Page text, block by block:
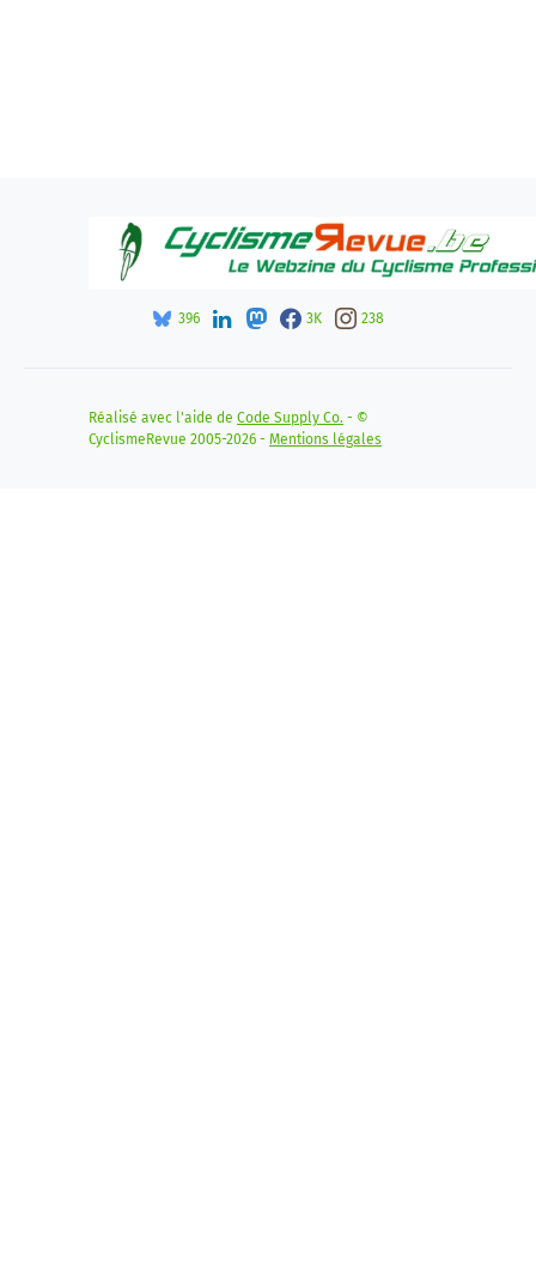
396 3K 238
Réalisé avec l'aide de Code Supply Co. - ©
CyclismeRevue 2005-2026 - Mentions légales